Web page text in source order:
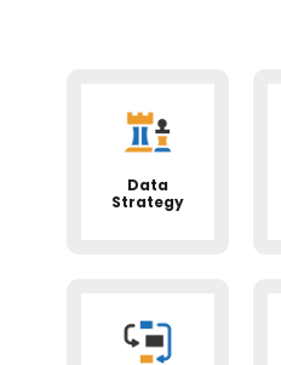
Data
Strategy